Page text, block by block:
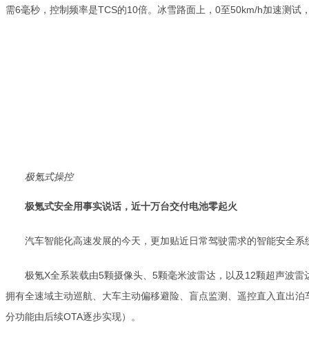
需6毫秒，控制频率是TCS的10倍。冰雪路面上，0至50km/h加速测试
极氪式操控
极氪式安全用事实说话，近十万台交付电池零起火
汽车智能化高速发展的今天，更加贴近日常驾驶需求的智能安全系
极氪X全系装载由5颗摄像头、5颗毫米波雷达，以及12颗超声波
拥有全速域主动巡航、大车主动偏移避险、盲点监测、遥控直入直出
分功能由后续OTA逐步实现）。